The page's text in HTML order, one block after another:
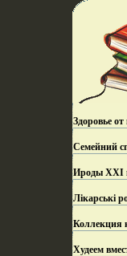
Здоровье
Семейний
Ироды XXI
Лікарські
Коллекция
Худеем